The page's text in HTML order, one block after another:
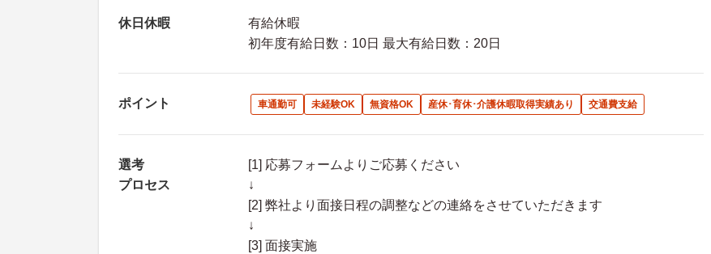
休日休暇
有給休暇
初年度有給日数：10日 最大有給日数：20日
ポイント 車通勤可 未経験OK 無資格OK 産休･育休･介護休暇取得実績あり 交通費支給
選考
プロセス
[1] 応募フォームよりご応募ください
↓
[2] 弊社より面接日程の調整などの連絡をさせていただきます
↓
[3] 面接実施